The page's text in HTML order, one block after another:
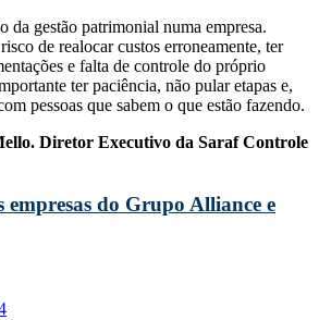
da gestão patrimonial numa empresa.
de realocar custos erroneamente, ter
e falta de controle do próprio
ter paciência, não pular etapas e,
pessoas que sabem o que estão fazendo.
Diretor Executivo da Saraf Controle
empresas do Grupo Alliance e